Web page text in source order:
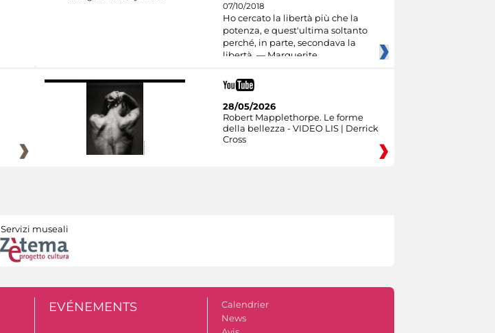
07/10/2018
Ho cercato la libertà più che la
potenza, e quest'ultima soltanto
perché, in parte, secondava la
libertà. — Marguerite
28/05/2026
Robert Mapplethorpe. Le forme
della bellezza - VIDEO LIS | Derrick
Cross
Servizi museali
EVÉNEMENTS
Calendrier
News